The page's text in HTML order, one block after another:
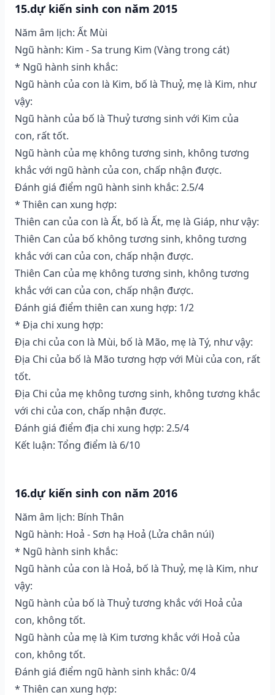
15.dự kiến sinh con năm 2015
Năm âm lịch: Ất Mùi
Ngũ hành: Kim - Sa trung Kim (Vàng trong cát)
* Ngũ hành sinh khắc:
Ngũ hành của con là Kim, bố là Thuỷ, mẹ là Kim, như
vậy:
Ngũ hành của bố là Thuỷ tương sinh với Kim của
con, rất tốt.
Ngũ hành của mẹ không tương sinh, không tương
khắc với ngũ hành của con, chấp nhận được.
Đánh giá điểm ngũ hành sinh khắc: 2.5/4
* Thiên can xung hợp:
Thiên can của con là Ất, bố là Ất, mẹ là Giáp, như vậy:
Thiên Can của bố không tương sinh, không tương
khắc với can của con, chấp nhận được.
Thiên Can của mẹ không tương sinh, không tương
khắc với can của con, chấp nhận được.
Đánh giá điểm thiên can xung hợp: 1/2
* Địa chi xung hợp:
Địa chi của con là Mùi, bố là Mão, mẹ là Tý, như vậy:
Địa Chi của bố là Mão tương hợp với Mùi của con, rất
tốt.
Địa Chi của mẹ không tương sinh, không tương khắc
với chi của con, chấp nhận được.
Đánh giá điểm địa chi xung hợp: 2.5/4
Kết luận: Tổng điểm là 6/10
16.dự kiến sinh con năm 2016
Năm âm lịch: Bính Thân
Ngũ hành: Hoả - Sơn hạ Hoả (Lửa chân núi)
* Ngũ hành sinh khắc:
Ngũ hành của con là Hoả, bố là Thuỷ, mẹ là Kim, như
vậy:
Ngũ hành của bố là Thuỷ tương khắc với Hoả của
con, không tốt.
Ngũ hành của mẹ là Kim tương khắc với Hoả của
con, không tốt.
Đánh giá điểm ngũ hành sinh khắc: 0/4
* Thiên can xung hợp: